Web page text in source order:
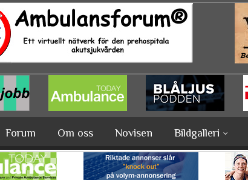
Forum Om oss Novisen Bildgalleri